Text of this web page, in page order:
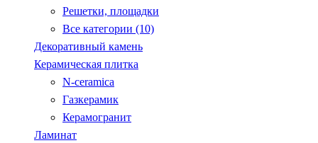
Решетки, площадки
Все категории (10)
Декоративный камень
Керамическая плитка
N-ceramica
Газкерамик
Керамогранит
Ламинат